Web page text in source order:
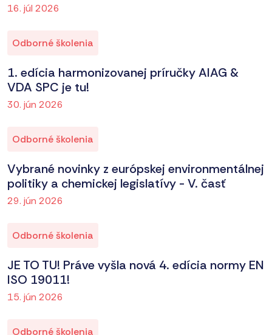
16. júl 2026
Odborné školenia
1. edícia harmonizovanej príručky AIAG &
VDA SPC je tu!
30. jún 2026
Odborné školenia
Vybrané novinky z európskej environmentálnej
politiky a chemickej legislatívy - V. časť
29. jún 2026
Odborné školenia
JE TO TU! Práve vyšla nová 4. edícia normy EN
ISO 19011!
15. jún 2026
Odborné školenia